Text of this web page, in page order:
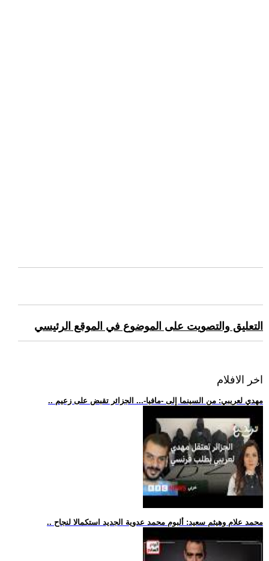
التعليق والتصويت على الموضوع في الموقع الرئيسي
اخر الافلام
.. مهدي لعريبي: من السينما إلى -مافيا-... الجزائر تقبض على زعيم
.. محمد علام وهيثم سعيد: ألبوم محمد عدوية الجديد استكمالا لنجاح